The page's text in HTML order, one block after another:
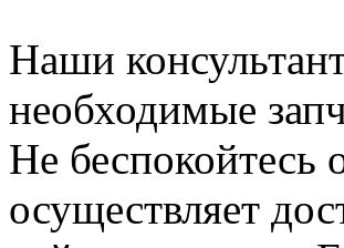
Наши
необходимые
Не беспокойтесь
осуществляет